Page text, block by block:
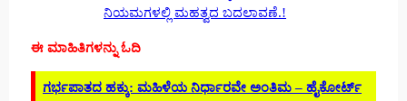
ನಿಯಮಗಳಲ್ಲಿ ಮಹತ್ವದ ಬದಲಾವಣೆ.!
ಈ ಮಾಹಿತಿಗಳನ್ನು ಓದಿ
ಗರ್ಭಪಾತದ ಹಕ್ಕು: ಮಹಿಳೆಯ ನಿರ್ಧಾರವೇ ಅಂತಿಮ – ಹೈಕೋರ್ಟ್